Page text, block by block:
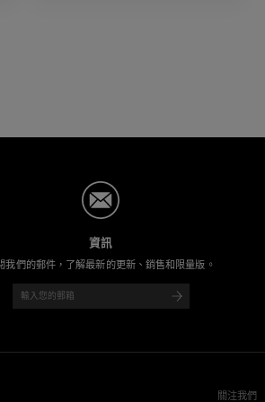
資訊
我們的郵件，了解最新的更新、銷售和限量版。
關注我們